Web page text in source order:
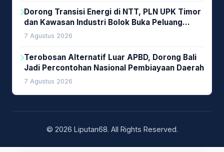
Dorong Transisi Energi di NTT, PLN UPK Timor
dan Kawasan Industri Bolok Buka Peluang
Investasi Woodchip untuk Cofiring PLTU Bolok
7 Agustus 2026
Terobosan Alternatif Luar APBD, Dorong Bali
Jadi Percontohan Nasional Pembiayaan Daerah
7 Agustus 2026
© 2026 Liputan68. All Rights Reserved.